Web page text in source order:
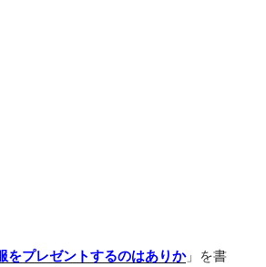
をプレゼントするのはありか」を書